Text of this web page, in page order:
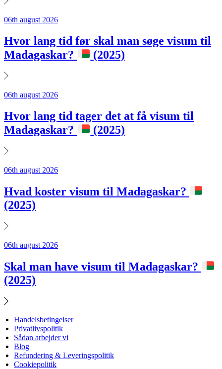
06th august 2026
Hvor lang tid før skal man søge visum til
Madagaskar?
(2025)
06th august 2026
Hvor lang tid tager det at få visum til
Madagaskar?
(2025)
06th august 2026
Hvad koster visum til Madagaskar?
(2025)
06th august 2026
Skal man have visum til Madagaskar?
(2025)
Handelsbetingelser
Privatlivspolitik
Sådan arbejder vi
Blog
Refundering & Leveringspolitik
Cookiepolitik